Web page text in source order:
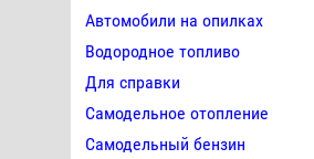
Автомобили на опилках
Водородное топливо
Для справки
Самодельное отопление
Самодельный бензин